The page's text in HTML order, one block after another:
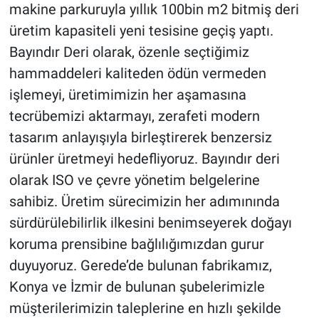
makine parkuruyla yıllık 100bin m2 bitmiş deri
üretim kapasiteli yeni tesisine geçiş yaptı.
Bayındır Deri olarak, özenle seçtiğimiz
hammaddeleri kaliteden ödün vermeden
işlemeyi, üretimimizin her aşamasına
tecrübemizi aktarmayı, zerafeti modern
tasarım anlayışıyla birleştirerek benzersiz
ürünler üretmeyi hedefliyoruz. Bayındır deri
olarak ISO ve çevre yönetim belgelerine
sahibiz. Üretim sürecimizin her adımınında
sürdürülebilirlik ilkesini benimseyerek doğayı
koruma prensibine bağlılığımızdan gurur
duyuyoruz. Gerede’de bulunan fabrikamız,
Konya ve İzmir de bulunan şubelerimizle
müşterilerimizin taleplerine en hızlı şekilde